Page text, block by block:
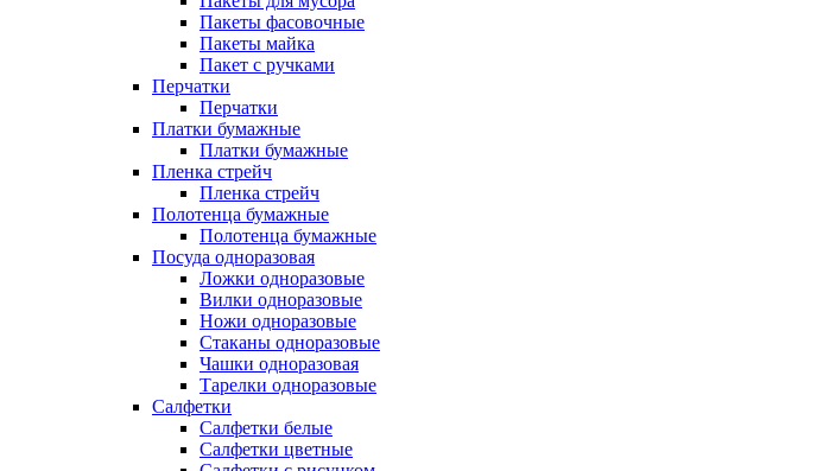
Пакеты фасовочные
Пакеты майка
Пакет с ручками
Перчатки
Перчатки
Платки бумажные
Платки бумажные
Пленка стрейч
Пленка стрейч
Полотенца бумажные
Полотенца бумажные
Посуда одноразовая
Ложки одноразовые
Вилки одноразовые
Ножи одноразовые
Стаканы одноразовые
Чашки одноразовая
Тарелки одноразовые
Салфетки
Салфетки белые
Салфетки цветные